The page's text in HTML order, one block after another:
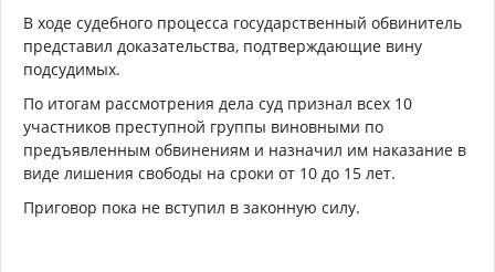
В ходе судебного процесса государственный обвинитель
представил доказательства, подтверждающие вину
подсудимых.
По итогам рассмотрения дела суд признал всех 10
участников преступной группы виновными по
предъявленным обвинениям и назначил им наказание в
виде лишения свободы на сроки от 10 до 15 лет.
Приговор пока не вступил в законную силу.